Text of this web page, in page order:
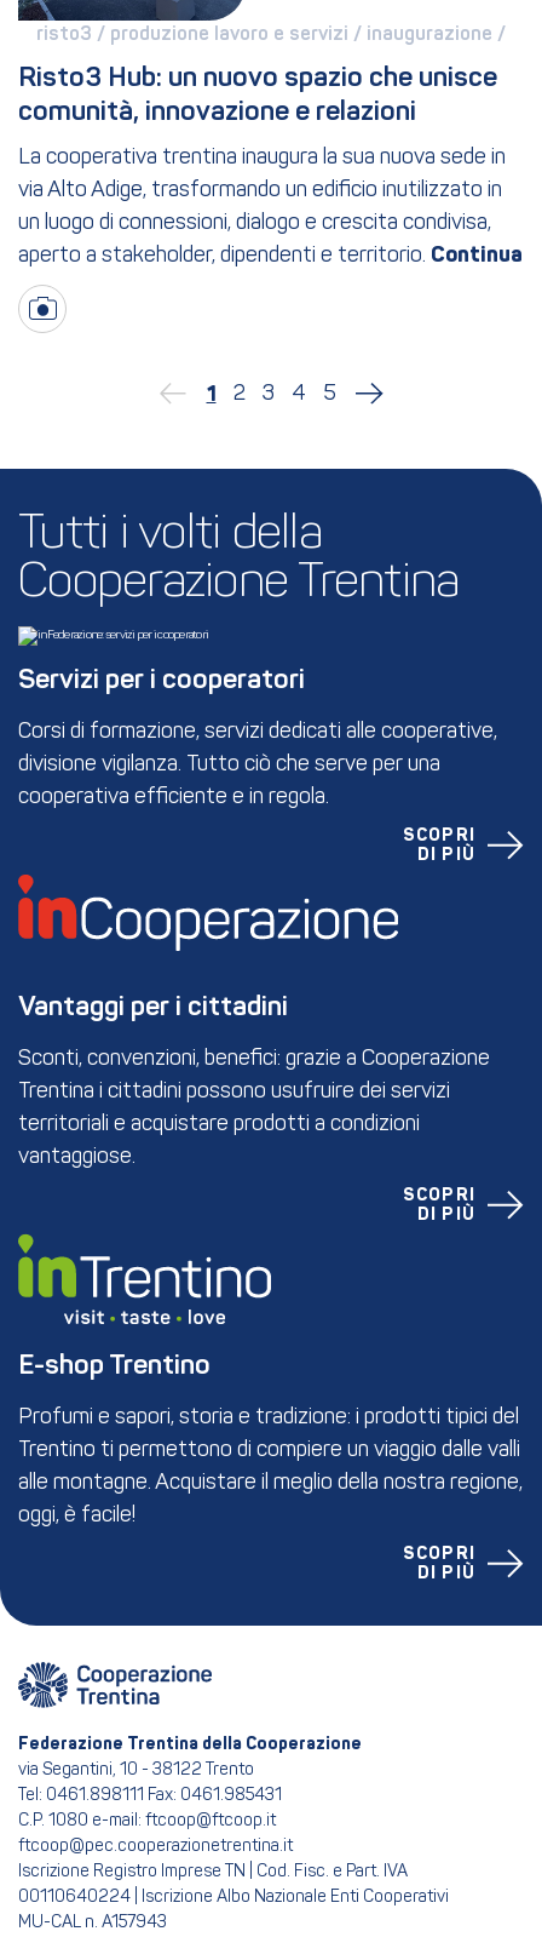
risto3 / produzione lavoro e servizi / inaugurazione /
Risto3 Hub: un nuovo spazio che unisce
comunità, innovazione e relazioni
La cooperativa trentina inaugura la sua nuova sede in
via Alto Adige, trasformando un edificio inutilizzato in
un luogo di connessioni, dialogo e crescita condivisa,
aperto a stakeholder, dipendenti e territorio.
1 2 3 4 5
Tutti i volti della
Cooperazione Trentina
Servizi per i cooperatori
Corsi di formazione, servizi dedicati alle cooperative,
divisione vigilanza. Tutto ciò che serve per una
cooperativa efficiente e in regola.
SCOPRI
DI PIÙ
Vantaggi per i cittadini
Sconti, convenzioni, benefici: grazie a Cooperazione
Trentina i cittadini possono usufruire dei servizi
territoriali e acquistare prodotti a condizioni
vantaggiose.
SCOPRI
DI PIÙ
E-shop Trentino
Profumi e sapori, storia e tradizione: i prodotti tipici del
Trentino ti permettono di compiere un viaggio dalle valli
alle montagne. Acquistare il meglio della nostra regione,
oggi, è facile!
SCOPRI
DI PIÙ
Federazione Trentina della Cooperazione
via Segantini, 10 - 38122 Trento
Tel: 0461.898111 Fax: 0461.985431
C.P. 1080 e-mail: ftcoop@ftcoop.it
ftcoop@pec.cooperazionetrentina.it
Iscrizione Registro Imprese TN | Cod. Fisc. e Part. IVA
00110640224 | Iscrizione Albo Nazionale Enti Cooperativi
MU-CAL n. A157943